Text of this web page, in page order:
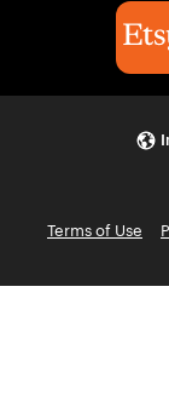
Terms of Use